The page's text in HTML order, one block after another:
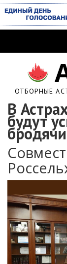
ОТБОРНЫЕ
В
будут